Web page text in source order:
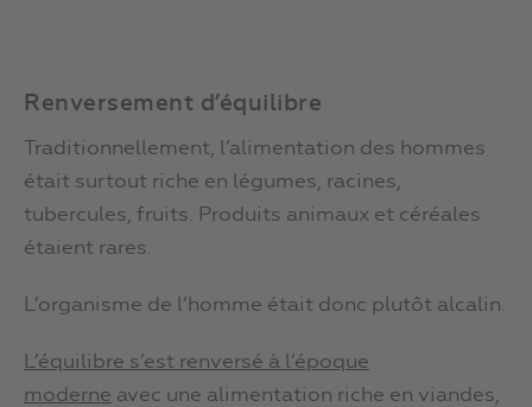
Renversement d’équilibre
Traditionnellement, l’alimentation des hommes
était surtout riche en légumes, racines,
tubercules, fruits. Produits animaux et céréales
étaient rares.
L’organisme de l’homme était donc plutôt alcalin.
L’équilibre s’est renversé à l’époque
moderne avec une alimentation riche en viandes,